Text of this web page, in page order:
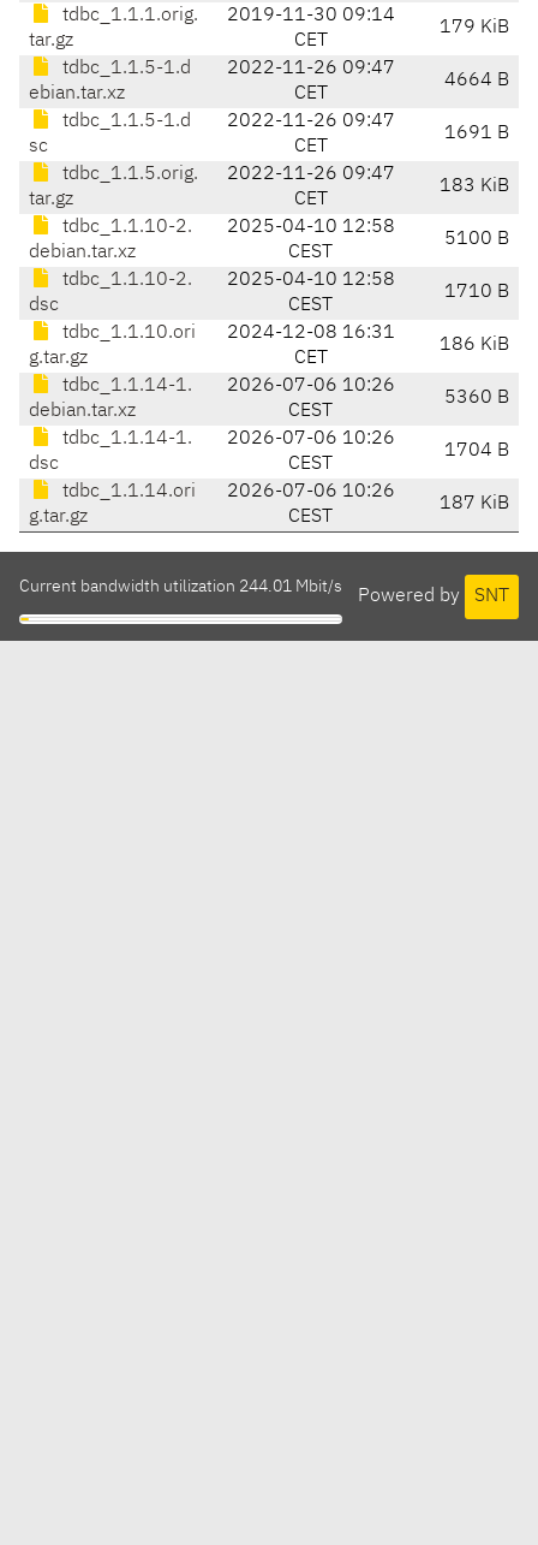
tdbc_1.1.1.orig.
tar.gz
2019-11-30 09:14
CET
179 KiB
tdbc_1.1.5-1.d
ebian.tar.xz
2022-11-26 09:47
CET
4664 B
tdbc_1.1.5-1.d
sc
2022-11-26 09:47
CET
1691 B
tdbc_1.1.5.orig.
tar.gz
2022-11-26 09:47
CET
183 KiB
tdbc_1.1.10-2.
debian.tar.xz
2025-04-10 12:58
CEST
5100 B
tdbc_1.1.10-2.
dsc
2025-04-10 12:58
CEST
1710 B
tdbc_1.1.10.ori
g.tar.gz
2024-12-08 16:31
CET
186 KiB
tdbc_1.1.14-1.
debian.tar.xz
2026-07-06 10:26
CEST
5360 B
tdbc_1.1.14-1.
dsc
2026-07-06 10:26
CEST
1704 B
tdbc_1.1.14.ori
g.tar.gz
2026-07-06 10:26
CEST
187 KiB
Powered by SNT
Current bandwidth utilization 244.01 Mbit/s